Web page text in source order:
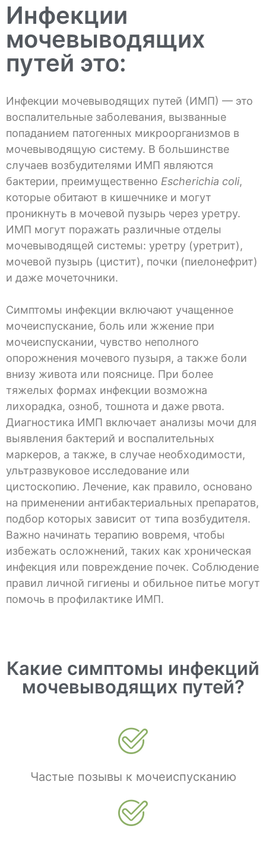
Инфекции
мочевыводящих
путей это:
Инфекции мочевыводящих путей (ИМП) — это
воспалительные заболевания, вызванные
попаданием патогенных микроорганизмов в
мочевыводящую систему. В большинстве
случаев возбудителями ИМП являются
бактерии, преимущественно Escherichia coli,
которые обитают в кишечнике и могут
проникнуть в мочевой пузырь через уретру.
ИМП могут поражать различные отделы
мочевыводящей системы: уретру (уретрит),
мочевой пузырь (цистит), почки (пиелонефрит)
и даже мочеточники.
Симптомы инфекции включают учащенное
мочеиспускание, боль или жжение при
мочеиспускании, чувство неполного
опорожнения мочевого пузыря, а также боли
внизу живота или пояснице. При более
тяжелых формах инфекции возможна
лихорадка, озноб, тошнота и даже рвота.
Диагностика ИМП включает анализы мочи для
выявления бактерий и воспалительных
маркеров, а также, в случае необходимости,
ультразвуковое исследование или
цистоскопию. Лечение, как правило, основано
на применении антибактериальных препаратов,
подбор которых зависит от типа возбудителя.
Важно начинать терапию вовремя, чтобы
избежать осложнений, таких как хроническая
инфекция или повреждение почек. Соблюдение
правил личной гигиены и обильное питье могут
помочь в профилактике ИМП.
Какие симптомы инфекций
мочевыводящих путей?
Частые позывы к мочеиспусканию